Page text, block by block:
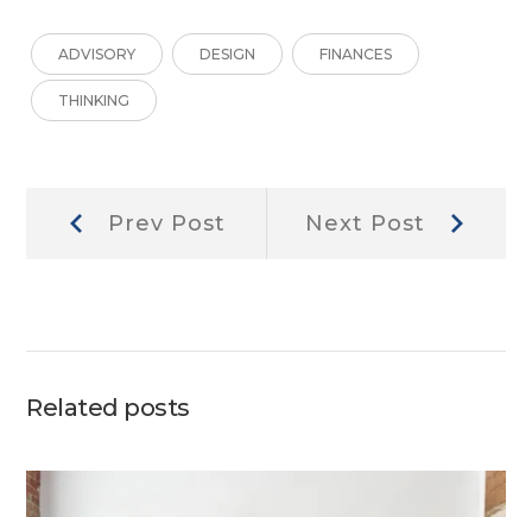
ADVISORY DESIGN FINANCES
THINKING
Navegação
Post
Prev Post Next Post Post:
Related posts